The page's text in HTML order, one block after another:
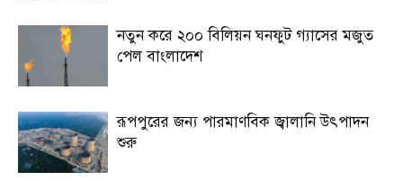
নতুন করে ২০০ বিলিয়ন ঘনফুট গ্যাসের মজুত
পেল বাংলাদেশ
রূপপুরের জন্য পারমাণবিক জ্বালানি উৎপাদন
শুরু